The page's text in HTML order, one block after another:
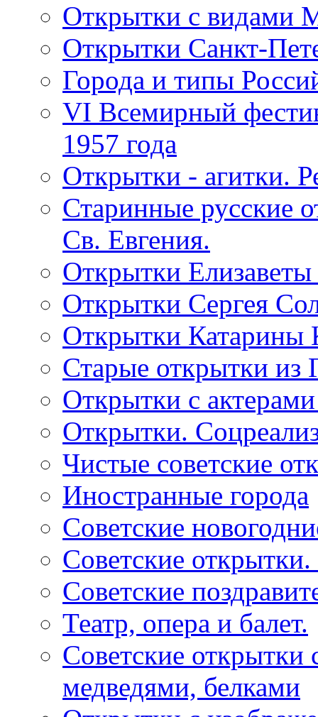
Открытки с видами
Открытки Санкт-
Города и типы
VI Всемирный
1957 года
Открытки - агитки.
Старинные русские
Св. Евгения.
Открытки
Открытки Сергея
Открытки
Старые открытки из
Открытки с
Открытки.
Чистые советские
Иностранные города
Советские
Советские
Советские
Театр, опера и балет.
Советские открытки
медведями, белками